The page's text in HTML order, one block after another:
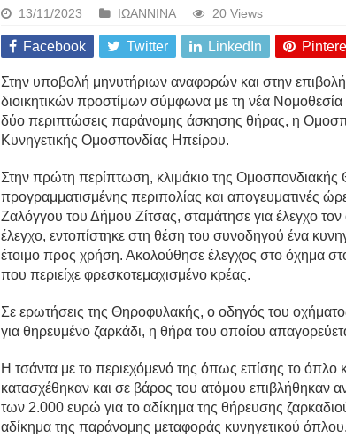
13/11/2023 ΙΩΑΝΝΙΝΑ 20 Views
Facebook Twitter LinkedIn
Στην υποβολή μηνυτήριων αναφορών και στην
διοικητικών προστίμων σύμφωνα με τη νέα
δύο περιπτώσεις παράνομης άσκησης θήρας, η
Κυνηγετικής Ομοσπονδίας Ηπείρου.
Στην πρώτη περίπτωση, κλιμάκιο της Ομοσπονδιακής
προγραμματισμένης περιπολίας και απογευματινές
Ζαλόγγου του Δήμου Ζίτσας, σταμάτησε για έλεγχο
έλεγχο, εντοπίστηκε στη θέση του συνοδηγού ένα
έτοιμο προς χρήση. Ακολούθησε έλεγχος στο όχημα
που περιείχε φρεσκοτεμαχισμένο κρέας.
Σε ερωτήσεις της Θηροφυλακής, ο οδηγός του
για θηρευμένο ζαρκάδι, η θήρα του οποίου
Η τσάντα με το περιεχόμενό της όπως επίσης το όπλο
κατασχέθηκαν και σε βάρος του ατόμου επιβλήθηκαν
των 2.000 ευρώ για το αδίκημα της θήρευσης
αδίκημα της παράνομης μεταφοράς κυνηγετικού όπλου.